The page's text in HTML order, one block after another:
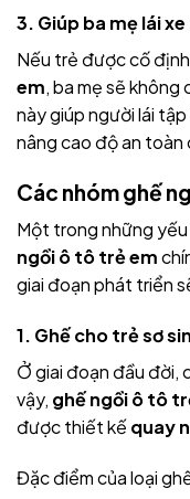
3. Giúp ba mẹ lái
Nếu trẻ được cố
em, ba mẹ sẽ không
này giúp người lái
nâng cao độ an toàn
Các nhóm ghế
Một trong những
ngồi ô tô trẻ em
giai đoạn phát triển
1. Ghế cho trẻ sơ
Ở giai đoạn đầu đời,
vậy, ghế ngồi ô tô
được thiết kếquay
Đặc điểm của loại